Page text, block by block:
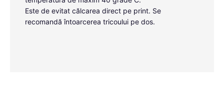
Este de evitat călcarea direct pe print. Se
recomandă întoarcerea tricoului pe dos.